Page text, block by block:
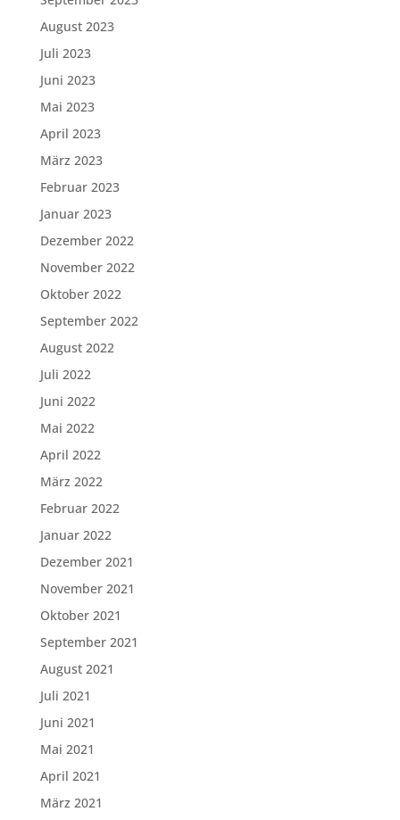
August 2023
Juli 2023
Juni 2023
Mai 2023
April 2023
März 2023
Februar 2023
Januar 2023
Dezember 2022
November 2022
Oktober 2022
September 2022
August 2022
Juli 2022
Juni 2022
Mai 2022
April 2022
März 2022
Februar 2022
Januar 2022
Dezember 2021
November 2021
Oktober 2021
September 2021
August 2021
Juli 2021
Juni 2021
Mai 2021
April 2021
März 2021